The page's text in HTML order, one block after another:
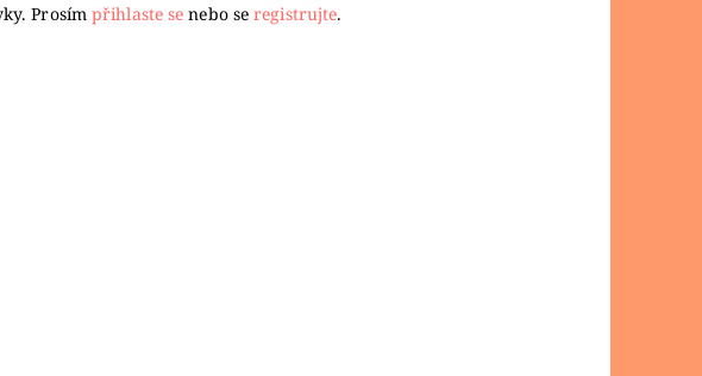
Prosímpřihlaste se nebo seregistrujte.